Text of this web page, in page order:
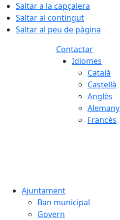
Saltar a la capçalera
Saltar al contingut
Saltar al peu de pàgina
Contactar
Idiomes
Català
Castellà
Anglès
Alemany
Francès
Ajuntament
Ban municipal
Govern